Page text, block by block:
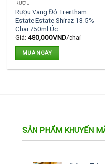
RƯỢU
Rượu Vang Đỏ Trentham
Estate Estate Shiraz 13.5%
Chai 750ml Úc
Giá: 480,000VND/chai
MUA NGAY
SẢN PHẨM KHUYẾN